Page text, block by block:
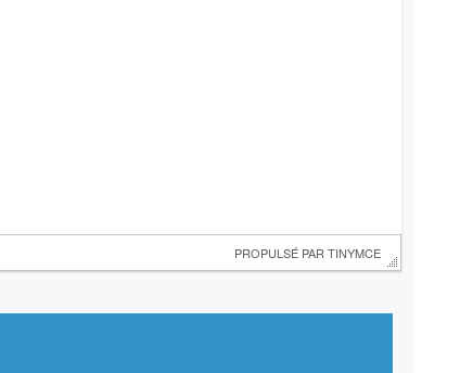
PROPULSÉ PAR TINYMCE